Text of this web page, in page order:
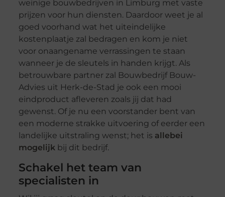
weinige bouwbedrijven in Limburg met vaste
prijzen voor hun diensten. Daardoor weet je al
goed voorhand wat het uiteindelijke
kostenplaatje zal bedragen en kom je niet
voor onaangename verrassingen te staan
wanneer je de sleutels in handen krijgt. Als
betrouwbare partner zal Bouwbedrijf Bouw-
Advies uit Herk-de-Stad je ook een mooi
eindproduct afleveren zoals jij dat had
gewenst. Of je nu een voorstander bent van
een moderne strakke uitvoering of eerder een
landelijke uitstraling wenst; het is allebei
mogelijkbij dit bedrijf.
Schakel het team van
specialisten in